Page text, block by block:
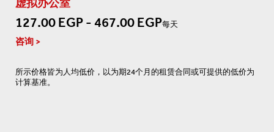
虚拟办公室
127.00 EGP - 467.00 EGP每天
咨询
所示价格皆为人均低价，以为期24个月的租赁合同或可提供的低价为
计算基准。